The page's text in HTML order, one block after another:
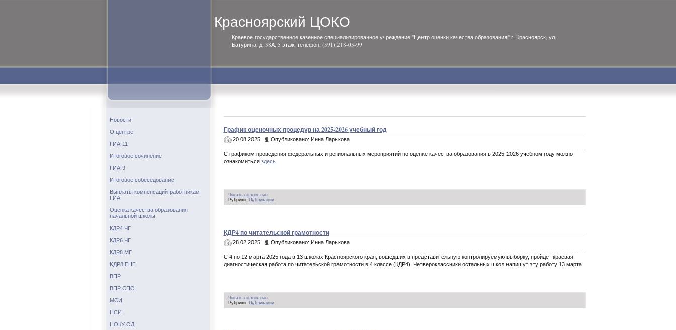
Красноярский ЦОКО
Краевое государственное казенное специализированное учреждение "Центр оценки качества образования" г. Красноярск, ул.
Батурина, д. 38А, 5 этаж. телефон. (391) 218-03-99
График оценочных процедур на 2025-2026 учебный год
20.08.2025 Опубликовано: Инна Ларькова
С графиком проведения федеральных и региональных мероприятий по оценке качества образования в 2025-2026 учебном году можно
ознакомиться здесь.
Читать полностью
Рубрики: Публикации
КДР4 по читательской грамотности
28.02.2025 Опубликовано: Инна Ларькова
С 4 по 12 марта 2025 года в 13 школах Красноярского края, вошедших в представительную контролируемую выборку, пройдет краевая
диагностическая работа по читательской грамотности в 4 классе (КДР4). Четвероклассники остальных школ напишут эту работу 13 марта.
Читать полностью
Рубрики: Публикации
Новости
О центре
ГИА-11
Итоговое сочинение
ГИА-9
Итоговое собеседование
Выплаты компенсаций работникам
ГИА
Оценка качества образования
начальной школы
КДР4 ЧГ
КДР6 ЧГ
КДР8 МГ
KДР8 ЕНГ
ВПР
ВПР СПО
МСИ
НСИ
НОКУ ОД